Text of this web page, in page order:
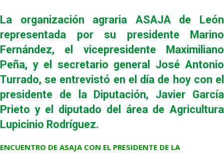
La organización agraria ASAJA de León
representada por su presidente Marino
Fernández, el vicepresidente Maximiliano
Peña, y el secretario general José Antonio
Turrado, se entrevistó en el día de hoy con el
presidente de la Diputación, Javier García
Prieto y el diputado del área de Agricultura
Lupicinio Rodríguez.
ENCUENTRO DE ASAJA CON EL PRESIDENTE DE LA